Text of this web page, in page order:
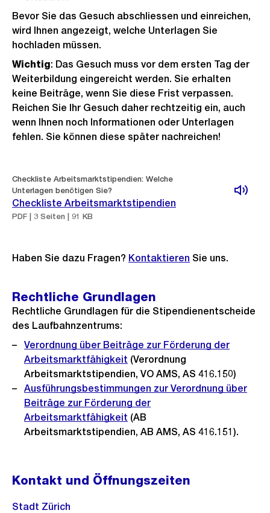
Bevor Sie das Gesuch abschliessen und einreichen,
wird Ihnen angezeigt, welche Unterlagen Sie
hochladen müssen.
Wichtig: Das Gesuch muss vor dem ersten Tag der
Weiterbildung eingereicht werden. Sie erhalten
keine Beiträge, wenn Sie diese Frist verpassen.
Reichen Sie Ihr Gesuch daher rechtzeitig ein, auch
wenn Ihnen noch Informationen oder Unterlagen
fehlen. Sie können diese später nachreichen!
Checkliste Arbeitsmarktstipendien: Welche
Unterlagen benötigen Sie?
Checkliste Arbeitsmarktstipendien
PDF | 3 Seiten | 91 KB
Haben Sie dazu Fragen? Kontaktieren Sie uns.
Rechtliche Grundlagen
Rechtliche Grundlagen für die Stipendienentscheide
des Laufbahnzentrums:
Verordnung über Beiträge zur Förderung der
Arbeitsmarktfähigkeit (Verordnung
Arbeitsmarktstipendien, VO AMS, AS 416.150)
Ausführungsbestimmungen zur Verordnung über
Beiträge zur Förderung der
Arbeitsmarktfähigkeit (AB
Arbeitsmarktstipendien, AB AMS, AS 416.151).
Kontakt und Öffnungszeiten
Stadt Zürich